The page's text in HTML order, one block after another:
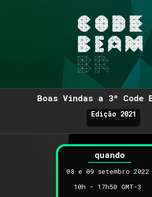
Boas Vindas a 3ª Code
quando
08 e 09 setembro 2022
10h - 17h50 GMT-3
Edição 2021